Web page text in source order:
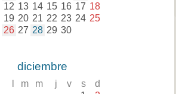
12 13 14 15 16 17 18
19 20 21 22 23 24 25
26 27 28 29 30
diciembre
m m j v s d